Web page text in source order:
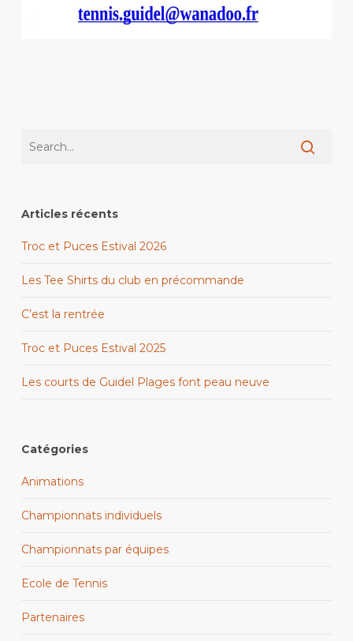
Articles récents
Troc et Puces Estival 2026
Les Tee Shirts du club en précommande
C’est la rentrée
Troc et Puces Estival 2025
Les courts de Guidel Plages font peau neuve
Catégories
Animations
Championnats individuels
Championnats par équipes
Ecole de Tennis
Partenaires